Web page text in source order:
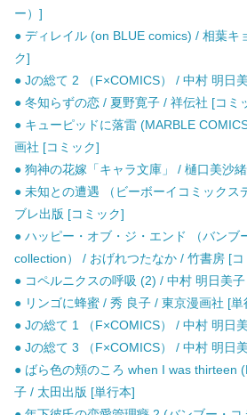
ー）]
● ディレイル (on BLUE comics) / 相葉キ
ク]
● Jの総て 2 （F×COMICS） / 中村 明日
● 冬知らずの恋 / 夏野寛子 / 祥伝社 [コミ
● キューピッドに落雷 (MARBLE
画社 [コミック]
● 狗神の花嫁「キャラ文庫」 / 樋口美沙
● 未知との遭遇 （ビーボーイコミックス
ブレ出版 [コミック]
● ハッピー・オブ・ジ・エンド （バンブ
collection） / おげれつたなか / 竹書房 [コ
● コペルニクスの呼吸 (2) / 中村 明日美
● リンゴに蜂蜜 / 秀 良子 / 東京漫画社 [
● Jの総て 1 （F×COMICS） / 中村 明日
● Jの総て 3 （F×COMICS） / 中村 明日
● ばら色の頬のころ when I was thirteen
子 / 太田出版 [単行本]